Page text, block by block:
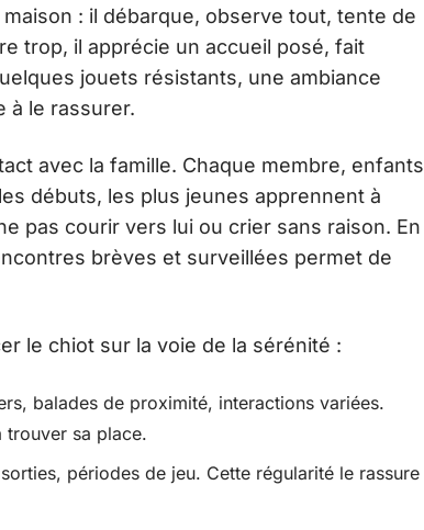
: il débarque, observe tout, tente de
trop, il apprécie un accueil posé, fait
jouets résistants, une ambiance
à le rassurer.
avec la famille. Chaque membre, enfants
débuts, les plus jeunes apprennent à
pas courir vers lui ou crier sans raison. En
brèves et surveillées permet de
le chiot sur la voie de la sérénité :
balades de proximité, interactions variées.
trouver sa place.
périodes de jeu. Cette régularité le rassure